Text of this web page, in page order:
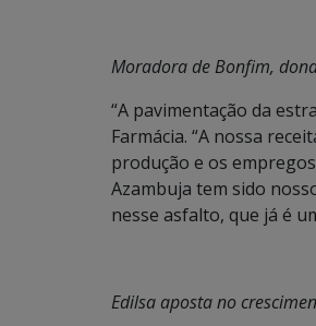
Moradora de Bonfim,
“A pavimentação da
Farmácia. “A nossa
produção e os
Azambuja tem sido
nesse asfalto, que já é
Edilsa aposta no